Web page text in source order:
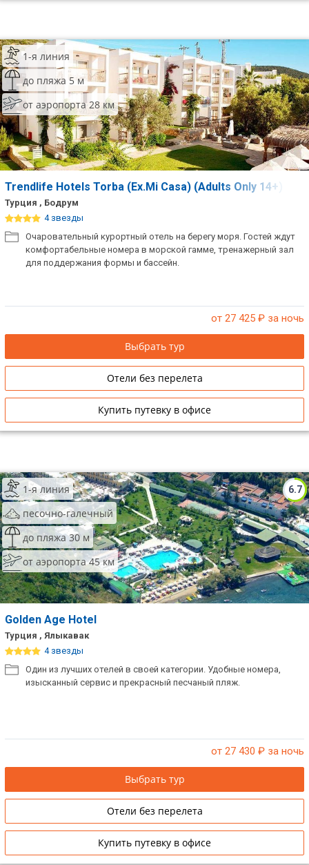
1-я линия
до пляжа 5 м
от аэропорта 28 км
Trendlife Hotels Torba (Ex.Mi Casa) (Adults Only 14+)
Турция , Бодрум
4 звезды
Очаровательный курортный отель на берегу моря. Гостей ждут
комфортабельные номера в морской гамме, тренажерный зал
для поддержания формы и бассейн.
от 27 425 ₽ за ночь
Выбрать тур
Отели без перелета
Купить путевку в офисе
6.7
1-я линия
песочно-галечный
до пляжа 30 м
от аэропорта 45 км
Golden Age Hotel
Турция , Ялыкавак
4 звезды
Один из лучших отелей в своей категории. Удобные номера,
изысканный сервис и прекрасный песчаный пляж.
от 27 430 ₽ за ночь
Выбрать тур
Отели без перелета
Купить путевку в офисе